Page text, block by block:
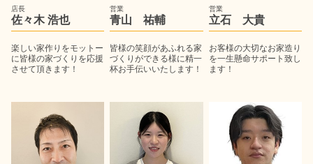
店長
佐々木 浩也
楽しい家作りをモットー
に皆様の家づくりを応援
させて頂きます！
営業
青山 祐輔
皆様の笑顔があふれる家
づくりができる様に精一
杯お手伝いいたします！
営業
立石 大貴
お客様の大切なお家造り
を一生懸命サポート致し
ます！